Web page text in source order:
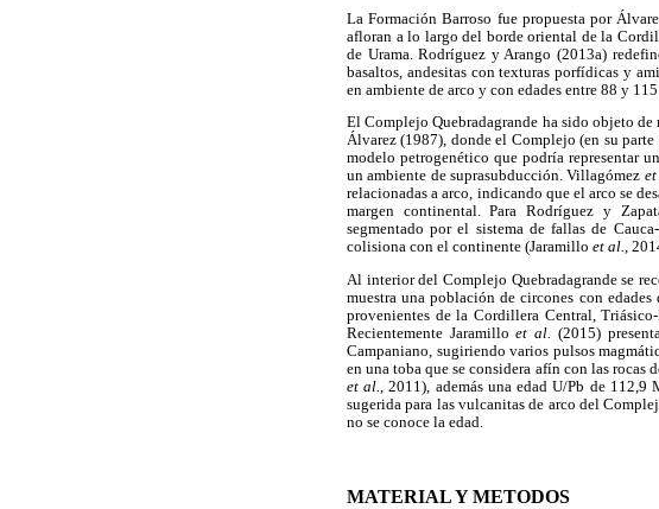
La Formación Barroso fue propuesta por
afloran a lo largo del borde oriental de la
de Urama. Rodríguez y Arango (2013a)
basaltos, andesitas con texturas porfídicas y
en ambiente de arco y con edades entre 88 y
El Complejo Quebradagrande ha sido objeto
Álvarez (1987), donde el Complejo (en su
modelo petrogenético que podría representar
un ambiente de suprasubducción. Villagómez
relacionadas a arco, indicando que el arco se
margen continental. Para Rodríguez y
segmentado por el sistema de fallas de
colisiona con el continente (Jaramillo et al.,
Al interior del Complejo Quebradagrande se
muestra una población de circones con
provenientes de la Cordillera Central,
Recientemente Jaramilloet al. (2015)
Campaniano, sugiriendo varios pulsos
en una toba que se considera afín con las
et al., 2011), además una edad U/Pb de
sugerida para las vulcanitas de arco del
no se conoce la edad.
MATERIAL Y METODOS